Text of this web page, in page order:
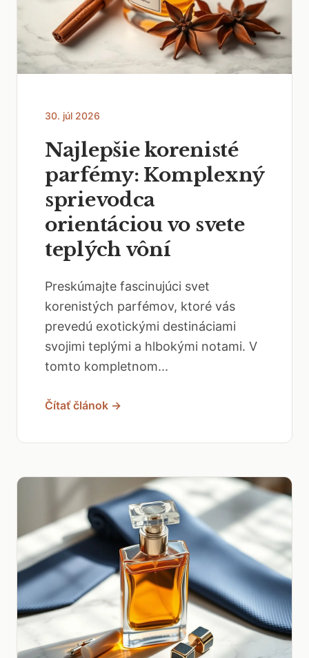
30. júl 2026
Najlepšie korenisté
parfémy: Komplexný
sprievodca
orientáciou vo svete
teplých vôní
Preskúmajte fascinujúci svet
korenistých parfémov, ktoré vás
prevedú exotickými destináciami
svojimi teplými a hlbokými notami. V
tomto kompletnom...
Čítať článok →